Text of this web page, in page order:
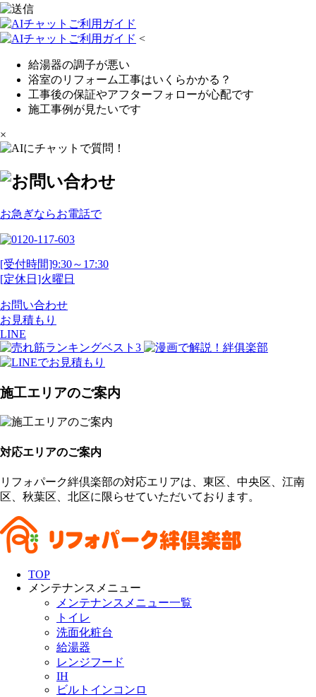
<
給湯器の調子が悪い
浴室のリフォーム工事はいくらかかる？
工事後の保証やアフターフォローが心配です
施工事例が見たいです
×
お急ぎならお電話で
[受付時間]9:30～17:30
[定休日]火曜日
お問い合わせ
お見積もり
LINE
施工エリアのご案内
対応エリアのご案内
リフォパーク絆倶楽部の対応エリアは、東区、中央区、江南
区、秋葉区、北区に限らせていただいております。
TOP
メンテナンスメニュー
メンテナンスメニュー一覧
トイレ
洗面化粧台
給湯器
レンジフード
IH
ビルトインコンロ